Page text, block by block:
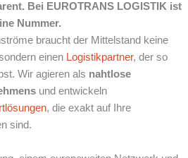
Bei EUROTRANS LOGISTIK ist
Nummer.
braucht der Mittelstand keine
einen Logistikpartner, der so
Wir agieren als nahtlose
und entwickeln
, die exakt auf Ihre
sind.